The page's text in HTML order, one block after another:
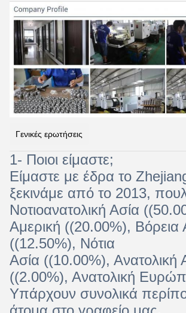
Γενικές ερωτήσεις
1- Ποιοι είμαστε;
Είμαστε με έδρα το
ξεκινάμε από το 2013,
Νοτιοανατολική Ασία
Αμερική ((20.00%), Βόρεια
((12.50%), Νότια
Ασία ((10.00%), Ανατολική
((2.00%), Ανατολική
Υπάρχουν συνολικά